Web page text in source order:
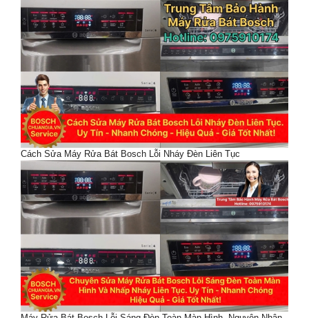
Cách Sửa Máy Rửa Bát Bosch Lỗi Nháy Đèn Liên Tục